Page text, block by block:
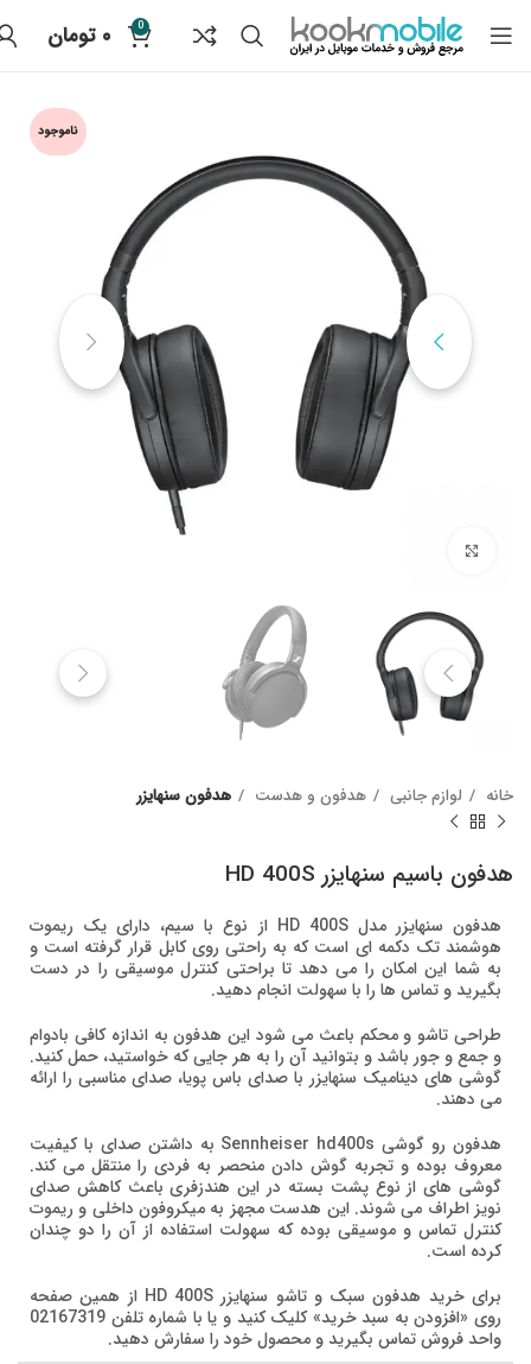
0 ۰ تومان
ناموجود
خانه لوازم جانبی هدفون و هدست هدفون سنهایزر
هدفون باسیم سنهایزر HD 400S
هدفون سنهایزر مدل HD 400S از نوع با سیم، دارای یک ریموت
هوشمند تک دکمه ای است که به راحتی روی کابل قرار گرفته است و
به شما این امکان را می دهد تا براحتی کنترل موسیقی را در دست
بگیرید و تماس ها را با سهولت انجام دهید.
طراحی تاشو و محکم باعث می شود این هدفون به اندازه کافی بادوام
و جمع و جور باشد و بتوانید آن را به هر جایی که خواستید، حمل کنید.
گوشی های دینامیک سنهایزر با صدای باس پویا، صدای مناسبی را ارائه
می دهند.
هدفون رو گوشی Sennheiser hd400s به داشتن صدای با کیفیت
معروف بوده و تجربه گوش دادن منحصر به فردی را منتقل می کند.
گوشی های از نوع پشت بسته در این هندزفری باعث کاهش صدای
نویز اطراف می شوند. این هدست مجهز به میکروفون داخلی و ریموت
کنترل تماس و موسیقی بوده که سهولت استفاده از آن را دو چندان
کرده است.
برای خرید هدفون سبک و تاشو سنهایزر HD 400S از همین صفحه
روی «افزودن به سبد خرید» کلیک کنید و یا با شماره تلفن 02167319
واحد فروش تماس بگیرید و محصول خود را سفارش دهید.